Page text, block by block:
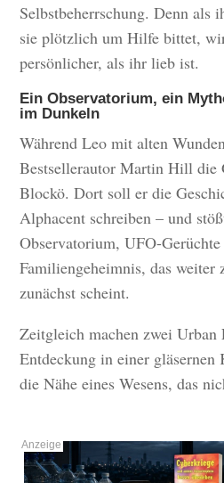
Selbstbeherrschung. Denn als
sie plötzlich um Hilfe bittet,
persönlicher, als ihr lieb ist.
Ein Observatorium, ein
im Dunkeln
Während Leo mit alten
Bestsellerautor Martin Hill die
Blockö. Dort soll er die
Alphacent schreiben – und
Observatorium, UFO-
Familiengeheimnis, das weiter
zunächst scheint.
Zeitgleich machen zwei Urban
Entdeckung in einer
die Nähe eines Wesens, das